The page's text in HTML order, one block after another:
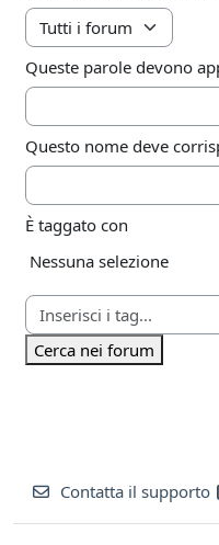
Queste parole devono
Questo nome deve
È taggato con
Elementi selezionati:
Nessuna selezione
Cerca nei forum
Contatta il supporto